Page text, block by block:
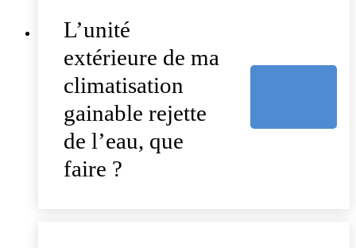
L’unité
extérieure de ma
climatisation
gainable rejette
de l’eau, que
faire ?